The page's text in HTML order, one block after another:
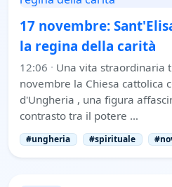
17 novembre:
la regina della carità
12:06 · Una vita straordinaria
novembre la Chiesa cattolica
d'Ungheria , una figura
contrasto tra il potere …
#ungheria #spirituale